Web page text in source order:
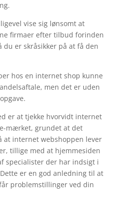
vise sig lønsomt at
firmaer efter tilbud forinden
er skråsikker på at få den
hos en internet shop kunne
men det er uden
er at tjekke hvorvidt internet
mærket, grundet at det
at internet webshoppen lever
tillige med at hjemmesiden
specialister der har indsigt i
er en god anledning til at
problemstillinger ved din